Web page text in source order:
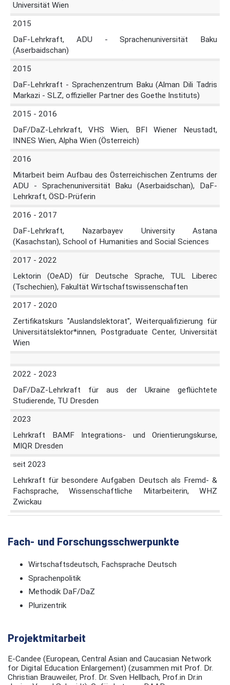
Universität Wien
2015
DaF-Lehrkraft, ADU - Sprachenuniversität Baku
(Aserbaidschan)
2015
DaF-Lehrkraft - Sprachenzentrum Baku (Alman Dili Tadris
Markazi - SLZ, offizieller Partner des Goethe Instituts)
2015 - 2016
DaF/DaZ-Lehrkraft, VHS Wien, BFI Wiener Neustadt,
INNES Wien, Alpha Wien (Österreich)
2016
Mitarbeit beim Aufbau des Österreichischen Zentrums der
ADU - Sprachenuniversität Baku (Aserbaidschan), DaF-
Lehrkraft, ÖSD-Prüferin
2016 - 2017
DaF-Lehrkraft, Nazarbayev University Astana
(Kasachstan), School of Humanities and Social Sciences
2017 - 2022
Lektorin (OeAD) für Deutsche Sprache, TUL Liberec
(Tschechien), Fakultät Wirtschaftswissenschaften
2017 - 2020
Zertifikatskurs "Auslandslektorat", Weiterqualifizierung für
Universitätslektor*innen, Postgraduate Center, Universität
Wien
2022 - 2023
DaF/DaZ-Lehrkraft für aus der Ukraine geflüchtete
Studierende, TU Dresden
2023
Lehrkraft BAMF Integrations- und Orientierungskurse,
MIQR Dresden
seit 2023
Lehrkraft für besondere Aufgaben Deutsch als Fremd- &
Fachsprache, Wissenschaftliche Mitarbeiterin, WHZ
Zwickau
Fach- und Forschungsschwerpunkte
Wirtschaftsdeutsch, Fachsprache Deutsch
Sprachenpolitik
Methodik DaF/DaZ
Plurizentrik
Projektmitarbeit
E-Candee (European, Central Asian and Caucasian Network
for Digital Education Enlargement) (zusammen mit Prof. Dr.
Christian Brauweiler, Prof. Dr. Sven Hellbach, Prof.in Dr.in